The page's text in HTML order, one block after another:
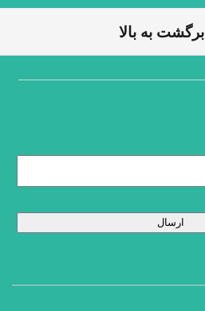
برگشت به بالا